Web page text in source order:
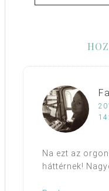
Na ezt az
háttérnek!